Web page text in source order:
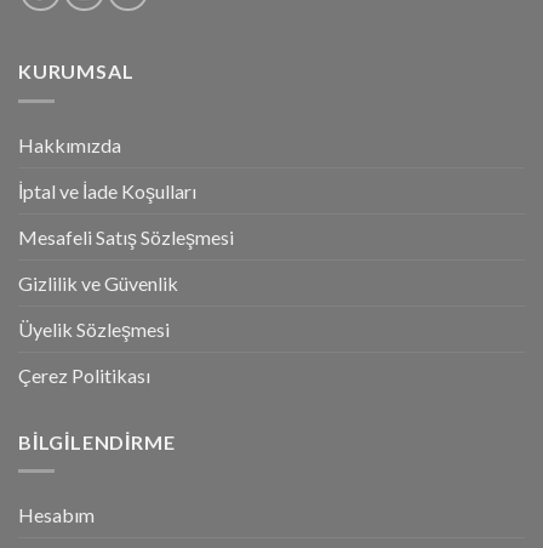
KURUMSAL
Hakkımızda
İptal ve İade Koşulları
Mesafeli Satış Sözleşmesi
Gizlilik ve Güvenlik
Üyelik Sözleşmesi
Çerez Politikası
BILGILENDIRME
Hesabım